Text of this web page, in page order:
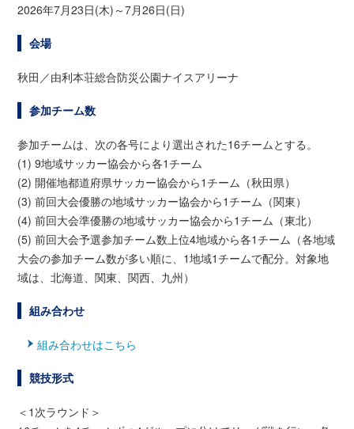
2026年7月23日(木)～7月26日(日)
会場
秋田／由利本荘総合防災公園ナイスアリーナ
参加チーム数
参加チームは、次の各号により選出された16チームとする。
(1) 9地域サッカー協会から各1チーム
(2) 開催地都道府県サッカー協会から1チーム（秋田県）
(3) 前回大会優勝の地域サッカー協会から1チーム（関東）
(4) 前回大会準優勝の地域サッカー協会から1チーム（東北）
(5) 前回大会予選参加チーム数上位4地域から各1チーム（各地域
大会の参加チーム数が多い順に、1地域1チームで配分。対象地
域は、北海道、関東、関西、九州）
組み合わせ
組み合わせはこちら
競技形式
＜1次ラウンド＞